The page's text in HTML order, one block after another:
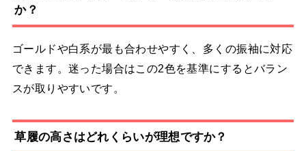
か？
ゴールドや白系が最も合わせやすく、多くの振袖に対応
できます。迷った場合はこの2色を基準にするとバラン
スが取りやすいです。
草履の高さはどれくらいが理想ですか？